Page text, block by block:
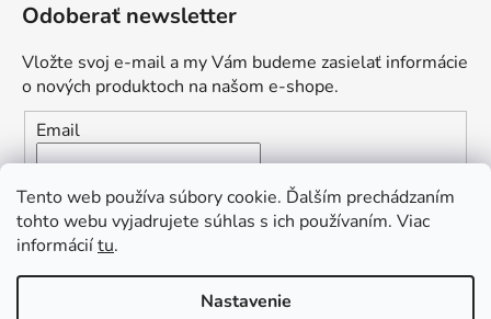
Tento web používa súbory cookie. Ďalším prechádzaním
tohto webu vyjadrujete súhlas s ich používaním. Viac
informáciítu.
Nastavenie
Odoberať newsletter
Vložte svoj e-mail a my Vám budeme zasielať informácie
o nových produktoch na našom e-shope.
Email
Vložením e-mailu súhlasíte s
podmienkami ochrany
osobných údajov
môžem pomôcť?“